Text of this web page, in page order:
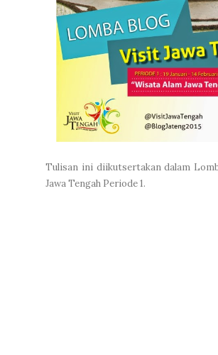
Tulisan ini diikutsertakan dalam
Jawa Tengah Periode 1.